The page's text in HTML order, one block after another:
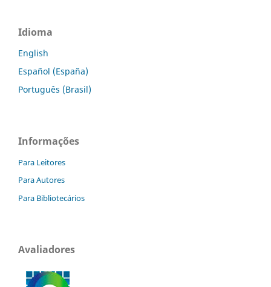
Idioma
English
Español (España)
Português (Brasil)
Informações
Para Leitores
Para Autores
Para Bibliotecários
Avaliadores